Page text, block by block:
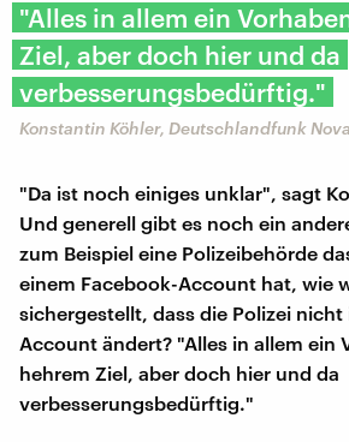
"Alles in allem ein
Ziel, aber doch hier und da
verbesserungsbedürftig."
Konstantin Köhler, Deutschlandfunk Nova
"Da ist noch einiges unklar", sagt
Und generell gibt es noch ein
zum Beispiel eine Polizeibehörde
einem Facebook-Account hat, wie
sichergestellt, dass die Polizei
Account ändert? "Alles in allem ein
hehrem Ziel, aber doch hier und da
verbesserungsbedürftig."